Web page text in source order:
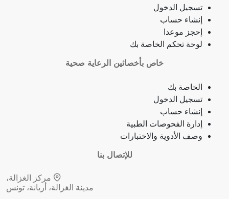
ذبحة صدرية (مصطلح لاتيني)
فقدان الشهية
فقدان حاسة الشم
جمرة (أنثراكس)
لامبالاة
حبسة
تسجيل الدخول
إنشاء حساب
إحجز موعدا
لوحة تحكم الخاصة بك
خاص بأخصائين الرعاية صحية
الخاصة بك
تسجيل الدخول
إنشاء حساب
إدارة الفحوصات الطبية
وصف الأدوية والاختبارات
للإتصال بنا
مركز الغزالة،
مدينة الغزالة، أريانة، تونس